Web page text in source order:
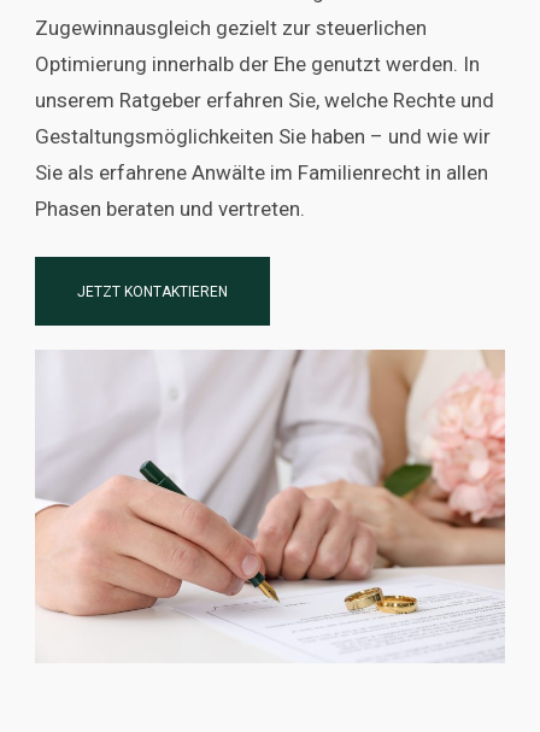
Zugewinnausgleich gezielt zur steuerlichen
Optimierung innerhalb der Ehe genutzt werden. In
unserem Ratgeber erfahren Sie, welche Rechte und
Gestaltungsmöglichkeiten Sie haben – und wie wir
Sie als erfahrene Anwälte im Familienrecht in allen
Phasen beraten und vertreten.
JETZT KONTAKTIEREN